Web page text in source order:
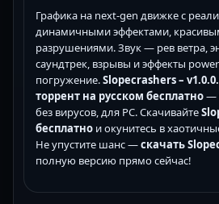
Графика на next-gen движке с
динамичными эффектами,
разрушениями. Звук — рев ветра,
саундтрек, взрывы и эффекты
погружение.Slopecrashers –
торрент на русском бесплатно—
без вирусов, для PC. Скачивайте
бесплатно и окунитесь в
Не упустите шанс —скачать
полную версию прямо сейчас!